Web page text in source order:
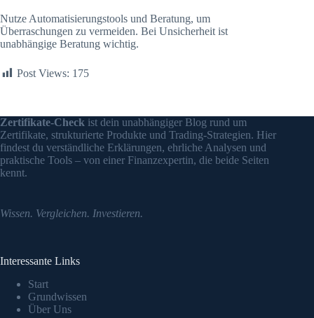
Nutze Automatisierungstools und Beratung, um
Überraschungen zu vermeiden. Bei Unsicherheit ist
unabhängige Beratung wichtig.
Post Views: 175
Zertifikate-Check ist dein unabhängiger Blog rund um
Zertifikate, strukturierte Produkte und Trading-Strategien. Hier
findest du verständliche Erklärungen, ehrliche Analysen und
praktische Tools – von einer Finanzexpertin, die beide Seiten
kennt.
Wissen. Vergleichen. Investieren.
Interessante Links
Start
Grundwissen
Über Uns